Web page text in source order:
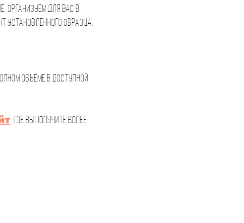
Организуем для вас в
установленного образца.
объёме в доступной
, где вы получите более